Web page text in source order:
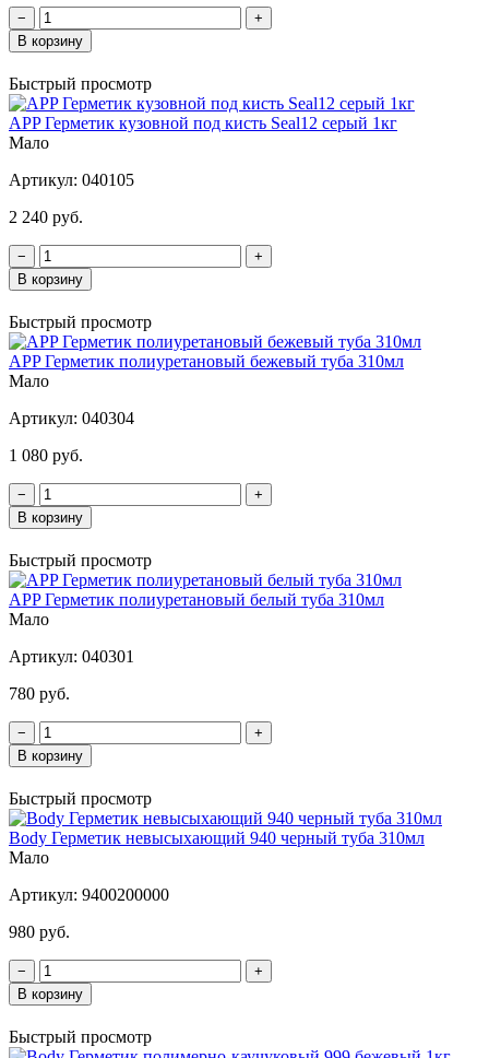
−
+
В корзину
Быстрый просмотр
APP Герметик кузовной под кисть Seal12 серый 1кг
Мало
Артикул: 040105
2 240 руб.
−
+
В корзину
Быстрый просмотр
APP Герметик полиуретановый бежевый туба 310мл
Мало
Артикул: 040304
1 080 руб.
−
+
В корзину
Быстрый просмотр
APP Герметик полиуретановый белый туба 310мл
Мало
Артикул: 040301
780 руб.
−
+
В корзину
Быстрый просмотр
Body Герметик невысыхающий 940 черный туба 310мл
Мало
Артикул: 9400200000
980 руб.
−
+
В корзину
Быстрый просмотр